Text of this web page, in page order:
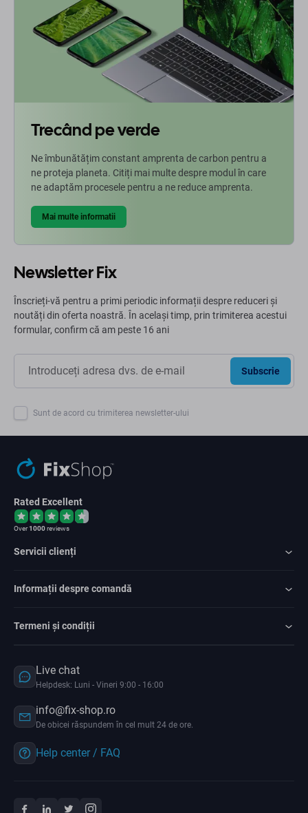
Trecând pe verde
Ne îmbunătățim constant amprenta de carbon pentru a
ne proteja planeta. Citiți mai multe despre modul în care
ne adaptăm procesele pentru a ne reduce amprenta.
Mai multe informatii
Newsletter Fix
Înscrieți-vă pentru a primi periodic informații despre reduceri și
noutăți din oferta noastră. În același timp, prin trimiterea acestui
formular, confirm că am peste 16 ani
Subscrie
Sunt de acord cu trimiterea newsletter-ului
Rated Excellent
Over1000reviews
Servicii clienți
Informații despre comandă
Termeni și condiții
Live chat
Helpdesk: Luni - Vineri 9:00 - 16:00
info@fix-shop.ro
De obicei răspundem în cel mult 24 de ore.
Help center / FAQ